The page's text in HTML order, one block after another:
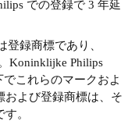
での登録で 3 年延
録商標であり、
Koninklijke Philips
これらのマークおよ
および登録商標は、そ
。